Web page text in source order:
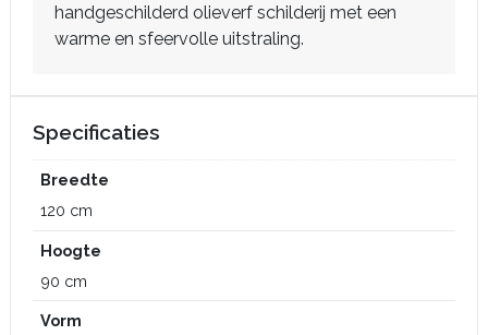
handgeschilderd olieverf schilderij met een
warme en sfeervolle uitstraling.
Specificaties
Breedte
120 cm
Hoogte
90 cm
Vorm